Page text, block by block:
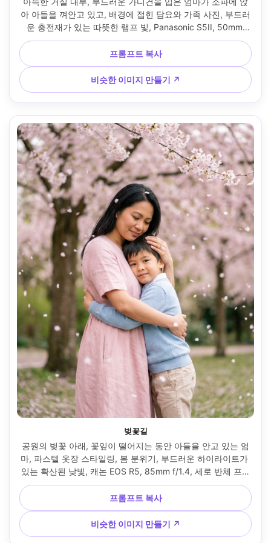
아 아들을 껴안고 있고, 배경에 접힌 담요와 가족 사진, 부드러
운 충전재가 있는 따뜻한 램프 빛, Panasonic S5II, 50mm
f/1.8, 클로즈업 인물 프레임, 부드러운 미소, 사실적인 피부와
머리 디테일, 미묘한 필름 그레인, 선명한 초점, 부드러운 영화
조명 --ar 4:5
프롬프트 복사
비슷한 이미지 만들기 ↗
벚꽃길
공원의 벚꽃 아래, 꽃잎이 떨어지는 동안 아들을 안고 있는 엄
마, 파스텔 옷장 스타일링, 봄 분위기, 부드러운 하이라이트가
있는 확산된 낮빛, 캐논 EOS R5, 85mm f/1.4, 세로 반체 프레
임, 로맨틱 보케, 자연스러운 피부 질감, 편집 색상 등급, 높은
디테일 --ar 4:5
프롬프트 복사
비슷한 이미지 만들기 ↗